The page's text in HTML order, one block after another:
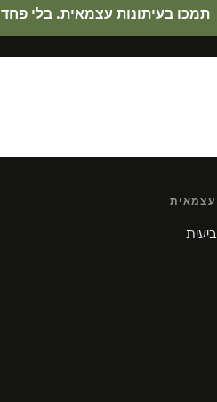
תמכו בעיתונות עצמאית. בלי פחד
עצמאית